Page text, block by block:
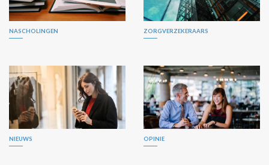
NASCHOLINGEN ZORGVERZEKERAARS
NIEUWS OPINIE